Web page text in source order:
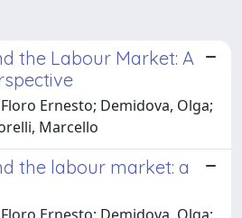
the Labour Market: A
Ernesto; Demidova, Olga;
Marcello
the labour market: a